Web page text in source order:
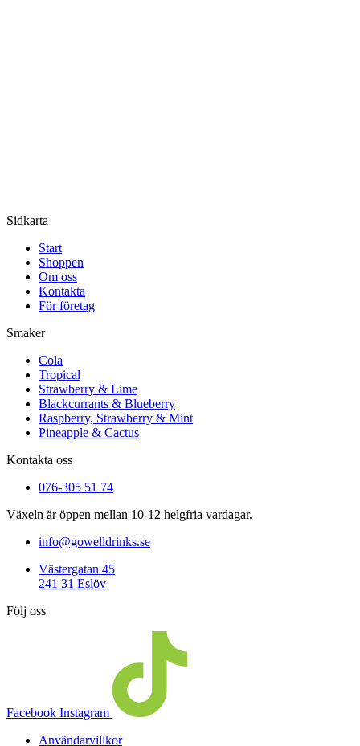
Sidkarta
Start
Shoppen
Om oss
Kontakta
För företag
Smaker
Cola
Tropical
Strawberry & Lime
Blackcurrants & Blueberry
Raspberry, Strawberry & Mint
Pineapple & Cactus
Kontakta oss
076-305 51 74
Växeln är öppen mellan 10-12 helgfria vardagar.
info@gowelldrinks.se
Västergatan 45
241 31 Eslöv
Följ oss
Facebook Instagram
Användarvillkor